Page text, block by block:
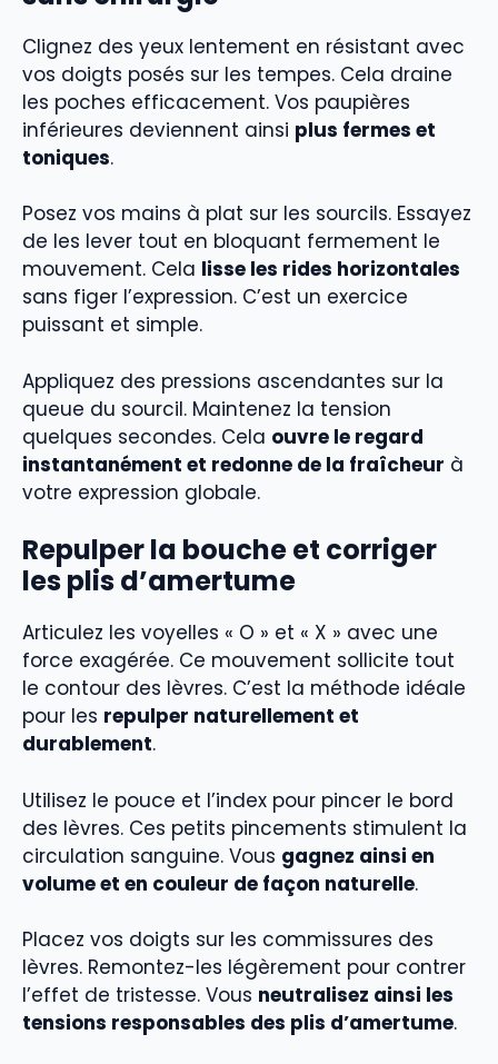
Clignez des yeux lentement en résistant avec
vos doigts posés sur les tempes. Cela draine
les poches efficacement. Vos paupières
inférieures deviennent ainsi plus fermes et
toniques.
Posez vos mains à plat sur les sourcils. Essayez
de les lever tout en bloquant fermement le
mouvement. Cela lisse les rides horizontales
sans figer l’expression. C’est un exercice
puissant et simple.
Appliquez des pressions ascendantes sur la
queue du sourcil. Maintenez la tension
quelques secondes. Cela ouvre le regard
instantanément et redonne de la fraîcheur à
votre expression globale.
Repulper la bouche et corriger
les plis d’amertume
Articulez les voyelles « O » et « X » avec une
force exagérée. Ce mouvement sollicite tout
le contour des lèvres. C’est la méthode idéale
pour les repulper naturellement et
durablement.
Utilisez le pouce et l’index pour pincer le bord
des lèvres. Ces petits pincements stimulent la
circulation sanguine. Vous gagnez ainsi en
volume et en couleur de façon naturelle.
Placez vos doigts sur les commissures des
lèvres. Remontez-les légèrement pour contrer
l’effet de tristesse. Vous neutralisez ainsi les
tensions responsables des plis d’amertume.